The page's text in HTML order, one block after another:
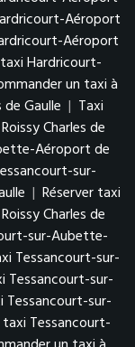
Aéroport
Aéroport
Hardricourt-
un taxi à
Gaulle | Taxi
Charles de
Aéroport de
sur-
| Réserver taxi
Charles de
sur-Aubette-
Tessancourt-sur-
Tessancourt-sur-
Tessancourt-sur-
taxi Tessancourt-